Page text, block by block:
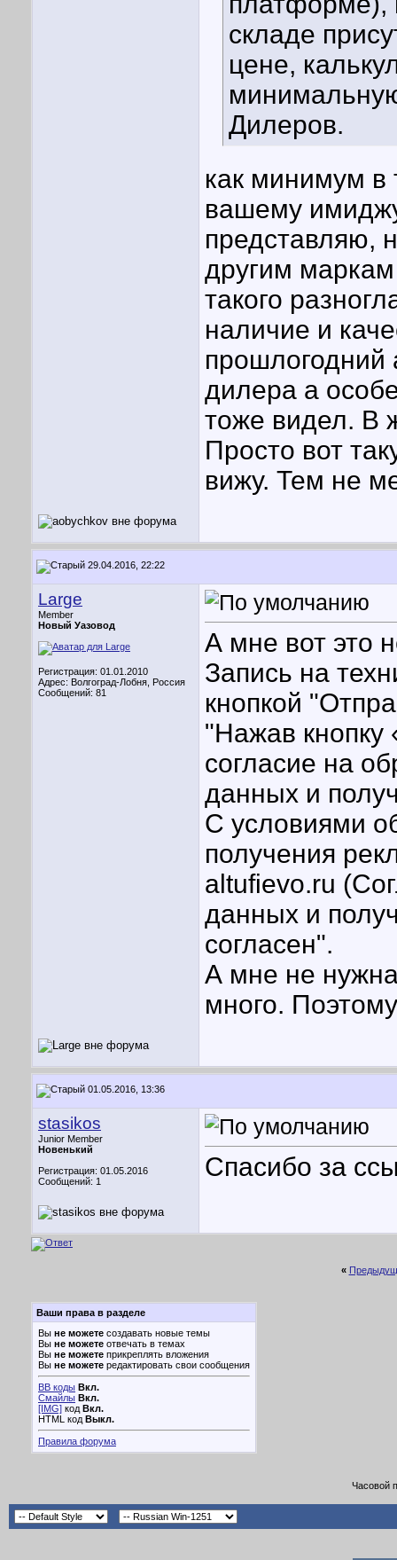
складе
цене,
Дилеров.
как минимум в
вашему
представляю,
другим
такого
наличие и
прошлогодний
дилера а
тоже видел. В
Просто вот
вижу. Тем не
29.04.2016, 22:22
Large
Member
Новый Уазовод
Регистрация: 01.01.2010
Адрес: Волгоград-Лобня, Россия
Сообщений: 81
А мне вот это
Запись на
кнопкой
"Нажав кнопку
согласие на
данных и
С условиями
получения
altufievo.ru
данных и
согласен".
А мне не
много.
01.05.2016, 13:36
stasikos
Junior Member
Новенький
Регистрация: 01.05.2016
Сообщений: 1
Спасибо за
«
Ваши права в разделе
Вы не можете создавать новые темы
Вы не можете отвечать в темах
Вы не можете прикреплять вложения
Вы не можете редактировать свои сообщения
BB коды Вкл.
Смайлы Вкл.
[IMG] код Вкл.
HTML код Выкл.
Правила форума
Часовой